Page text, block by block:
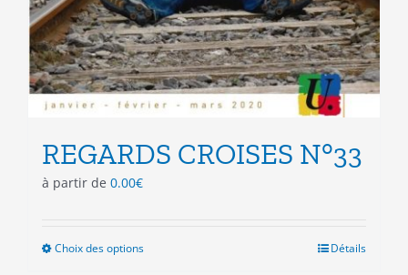
REGARDS CROISES N°33
à partir de 0.00€
Choix des optionsCe
Détails